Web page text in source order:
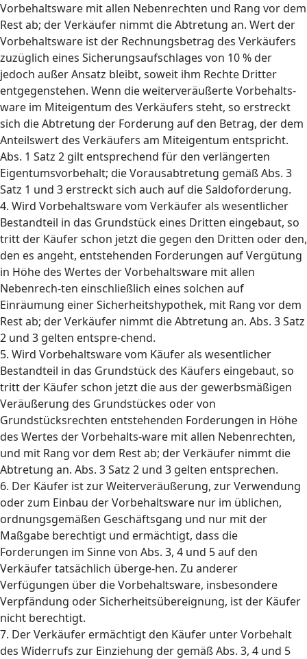
Vorbehaltsware mit allen Nebenrechten und Rang vor dem
Rest ab; der Verkäufer nimmt die Abtretung an. Wert der
Vorbehaltsware ist der Rechnungsbetrag des Verkäufers
zuzüglich eines Sicherungsaufschlages von 10 % der
jedoch außer Ansatz bleibt, soweit ihm Rechte Dritter
entgegenstehen. Wenn die weiterveräußerte Vorbehalts-
ware im Miteigentum des Verkäufers steht, so erstreckt
sich die Abtretung der Forderung auf den Betrag, der dem
Anteilswert des Verkäufers am Miteigentum entspricht.
Abs. 1 Satz 2 gilt entsprechend für den verlängerten
Eigentumsvorbehalt; die Vorausabtretung gemäß Abs. 3
Satz 1 und 3 erstreckt sich auch auf die Saldoforderung.
4. Wird Vorbehaltsware vom Verkäufer als wesentlicher
Bestandteil in das Grundstück eines Dritten eingebaut, so
tritt der Käufer schon jetzt die gegen den Dritten oder den,
den es angeht, entstehenden Forderungen auf Vergütung
in Höhe des Wertes der Vorbehaltsware mit allen
Nebenrech-ten einschließlich eines solchen auf
Einräumung einer Sicherheitshypothek, mit Rang vor dem
Rest ab; der Verkäufer nimmt die Abtretung an. Abs. 3 Satz
2 und 3 gelten entspre-chend.
5. Wird Vorbehaltsware vom Käufer als wesentlicher
Bestandteil in das Grundstück des Käufers eingebaut, so
tritt der Käufer schon jetzt die aus der gewerbsmäßigen
Veräußerung des Grundstückes oder von
Grundstücksrechten entstehenden Forderungen in Höhe
des Wertes der Vorbehalts-ware mit allen Nebenrechten,
und mit Rang vor dem Rest ab; der Verkäufer nimmt die
Abtretung an. Abs. 3 Satz 2 und 3 gelten entsprechen.
6. Der Käufer ist zur Weiterveräußerung, zur Verwendung
oder zum Einbau der Vorbehaltsware nur im üblichen,
ordnungsgemäßen Geschäftsgang und nur mit der
Maßgabe berechtigt und ermächtigt, dass die
Forderungen im Sinne von Abs. 3, 4 und 5 auf den
Verkäufer tatsächlich überge-hen. Zu anderer
Verfügungen über die Vorbehaltsware, insbesondere
Verpfändung oder Sicherheitsübereignung, ist der Käufer
nicht berechtigt.
7. Der Verkäufer ermächtigt den Käufer unter Vorbehalt
des Widerrufs zur Einziehung der gemäß Abs. 3, 4 und 5